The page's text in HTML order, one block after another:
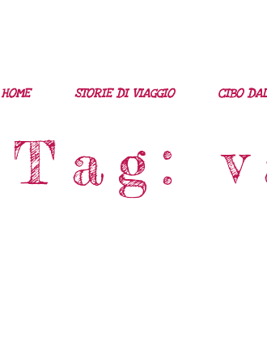
HOME STORIE DI VIAGGIO CIBO
Tag:
Cibo
News